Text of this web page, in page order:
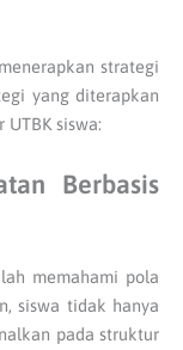
strategi
yang diterapkan
siswa:
Berbasis
memahami pola
siswa tidak hanya
pada struktur